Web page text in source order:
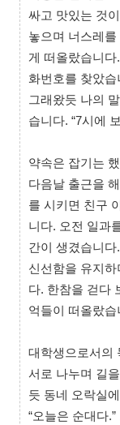
싸고 맛있는 것
놓으며 너스레
게 떠올랐습니
화번호를 찾았습
그래왔듯 나의
습니다. “7시에
약속은 잡기는
다음날 출근을
를 시키면 친구
니다. 오전 일과
간이 생겼습니
신선함을 유지하
다. 한참을 걷다
억들이 떠올랐습
대학생으로서의
서로 나누며 길
듯 동네 오락실
“오늘은 순대다